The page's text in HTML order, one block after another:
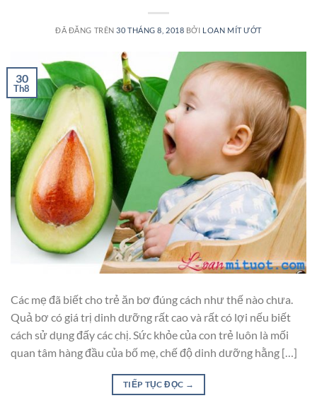
ĐÃ ĐĂNG TRÊN30 THÁNG 8, 2018 BỞI LOAN MÍT ƯỚT
30
Th8
Các mẹ đã biết cho trẻ ăn bơ đúng cách như thế nào chưa.
Quả bơ có giá trị dinh dưỡng rất cao và rất có lợi nếu biết
cách sử dụng đấy các chị. Sức khỏe của con trẻ luôn là mối
quan tâm hàng đầu của bố mẹ, chế độ dinh dưỡng hằng […]
TIẾP TỤC ĐỌC →